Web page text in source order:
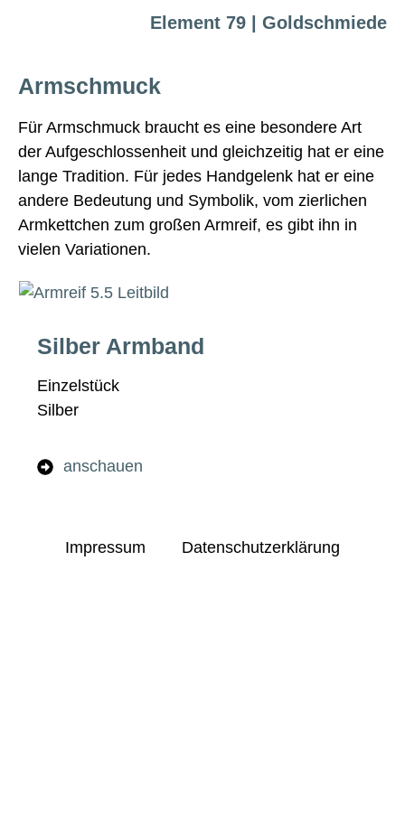
Element 79 | Goldschmiede
Armschmuck
Für Armschmuck braucht es eine besondere Art
der Aufgeschlossenheit und gleichzeitig hat er eine
lange Tradition. Für jedes Handgelenk hat er eine
andere Bedeutung und Symbolik, vom zierlichen
Armkettchen zum großen Armreif, es gibt ihn in
vielen Variationen.
Silber Armband
Einzelstück
Silber
anschauen
Impressum Datenschutzerklärung